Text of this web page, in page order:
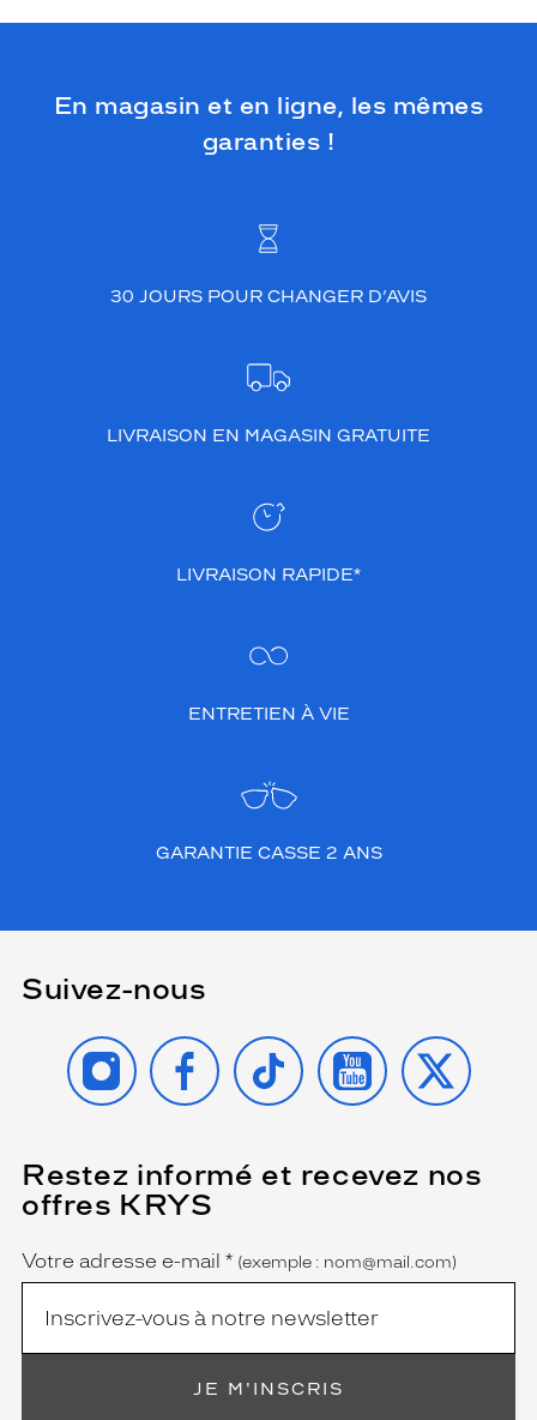
En magasin et en ligne, les mêmes
garanties !
30 JOURS POUR CHANGER D’AVIS
LIVRAISON EN MAGASIN GRATUITE
LIVRAISON RAPIDE*
ENTRETIEN À VIE
GARANTIE CASSE 2 ANS
Suivez-nous
INSTAGRAMFACEBOOK
TIKTOK YOUTUBE
X
Restez informé et recevez nos
offres KRYS
Name
Votre adresse e-mail *
(Ce
champ
est
obligatoire)
(exemple : nom@mail.com)
JE M'INSCRIS